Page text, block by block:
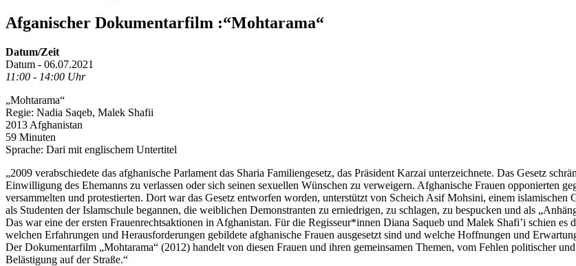
Afganischer Dokumentarfilm :“Mohtarama“
Datum/Zeit
Datum - 06.07.2021
11:00 - 14:00 Uhr
„Mohtarama“
Regie: Nadia Saqeb, Malek Shafii
2013 Afghanistan
59 Minuten
Sprache: Dari mit englischem Untertitel
„2009 verabschiedete das afghanische Parlament das Sharia Familiengesetz, das Präsident Karzai unterzeichnete. Das Gesetz
Einwilligung des Ehemanns zu verlassen oder sich seinen sexuellen Wünschen zu verweigern. Afghanische Frauen opponierten
versammelten und protestierten. Dort war das Gesetz entworfen worden, unterstützt von Scheich Asif Mohsini, einem
als Studenten der Islamschule begannen, die weiblichen Demonstranten zu erniedrigen, zu schlagen, zu bespucken und als
Das war eine der ersten Frauenrechtsaktionen in Afghanistan. Für die Regisseur*innen Diana Saqueb und Malek Shafi’i schien
welchen Erfahrungen und Herausforderungen gebildete afghanische Frauen ausgesetzt sind und welche Hoffnungen und
Der Dokumentarfilm „Mohtarama“ (2012) handelt von diesen Frauen und ihren gemeinsamen Themen, vom Fehlen politischer
Belästigung auf der Straße.“